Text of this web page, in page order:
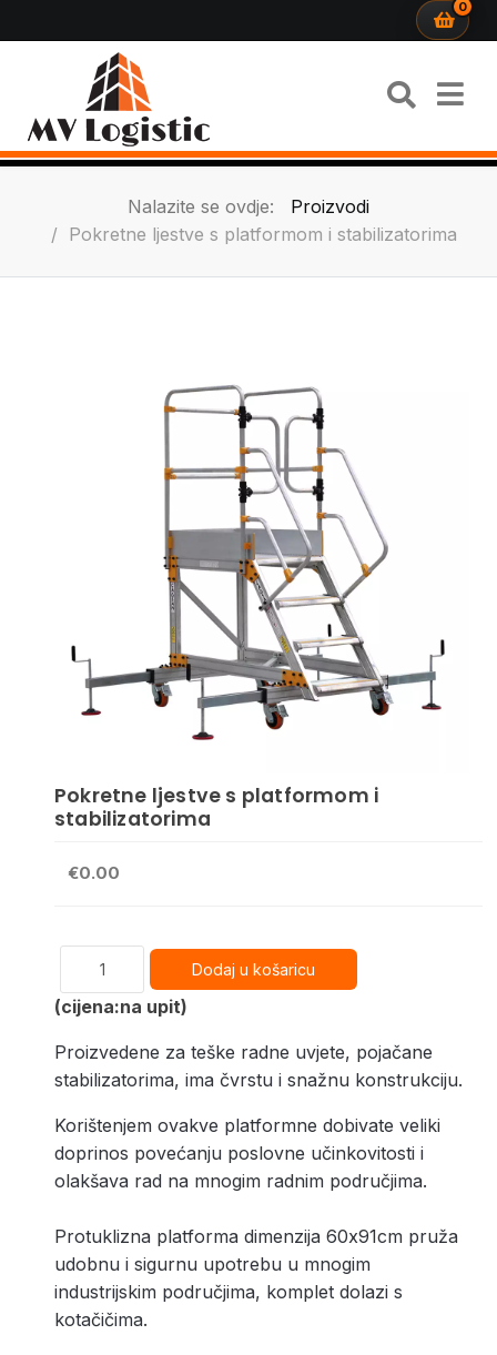
0
Nalazite se ovdje:
Proizvodi
Pokretne ljestve s platformom i stabilizatorima
Pokretne ljestve s platformom i
stabilizatorima
€0.00
(cijena:na upit)
Proizvedene za teške radne uvjete, pojačane
stabilizatorima, ima čvrstu i snažnu konstrukciju.
Korištenjem ovakve platformne dobivate veliki
doprinos povećanju poslovne učinkovitosti i
olakšava rad na mnogim radnim područjima.
Protuklizna platforma dimenzija 60x91cm pruža
udobnu i sigurnu upotrebu u mnogim
industrijskim područjima, komplet dolazi s
kotačičima.